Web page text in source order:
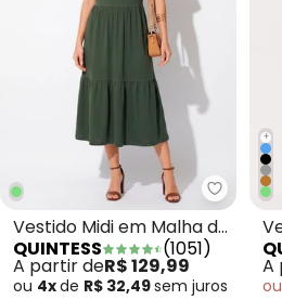
Vestido Midi em Malha de
Algodão Verde Militar
QUINTESS (1051)
A partir deR$ 129,99
ou 4xde R$ 32,49sem juros
+
A
ou